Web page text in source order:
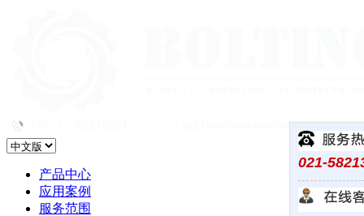
产品中心
应用案例
服务范围
021-